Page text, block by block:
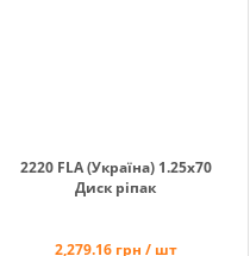
2220 FLA (Україна) 1.25х70
Диск ріпак
2,279.16 грн / шт